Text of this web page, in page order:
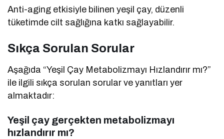
Anti-aging etkisiyle bilinen yeşil çay, düzenli
tüketimde cilt sağlığına katkı sağlayabilir.
Sıkça Sorulan Sorular
Aşağıda “Yeşil Çay Metabolizmayı Hızlandırır mı?”
ile ilgili sıkça sorulan sorular ve yanıtları yer
almaktadır:
Yeşil çay gerçekten metabolizmayı
hızlandırır mı?